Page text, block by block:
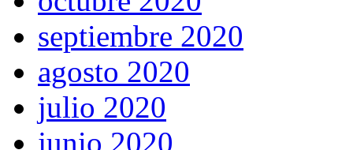
septiembre 2020
agosto 2020
julio 2020
junio 2020